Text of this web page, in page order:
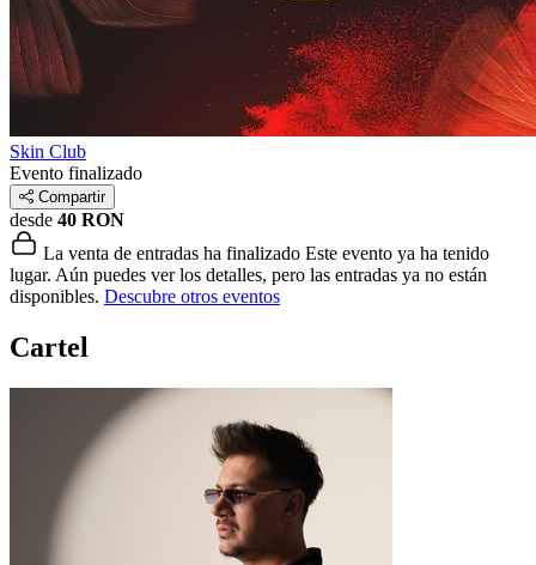
Skin Club
Evento finalizado
Compartir
desde 40 RON
La venta de entradas ha finalizado Este evento ya ha tenido
lugar. Aún puedes ver los detalles, pero las entradas ya no están
disponibles. Descubre otros eventos
Cartel